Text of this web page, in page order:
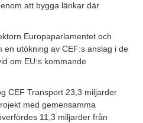
att bygga länkar där
Europaparlamentet och
en utökning av CEF:s anslag i de
om EU:s kommande
CEF Transport 23,3 miljarder
med gemensamma
11,3 miljarder från